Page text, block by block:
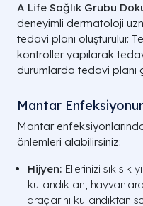
A Life Sağlık Grubu
deneyimli dermatoloji
tedavi planı oluşturulur.
kontroller yapılarak
durumlarda tedavi planı
Mantar
Mantar
önlemleri alabilirsiniz:
Hijyen: Ellerinizi sık sık
kullandıktan,
araçlarını kullandıktan